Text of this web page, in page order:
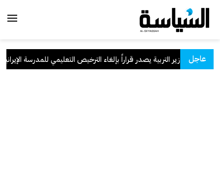
عاجلوزير التربية يصدر قراراً بإلغاء الترخيص التعليمي للمدرسة الإيرانية